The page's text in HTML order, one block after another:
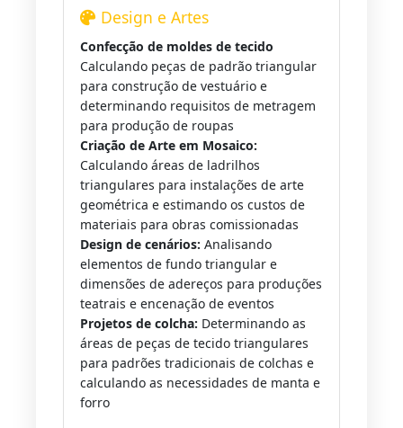
Design e Artes
Confecção de moldes de tecido
Calculando peças de padrão triangular
para construção de vestuário e
determinando requisitos de metragem
para produção de roupas
Criação de Arte em Mosaico:
Calculando áreas de ladrilhos
triangulares para instalações de arte
geométrica e estimando os custos de
materiais para obras comissionadas
Design de cenários: Analisando
elementos de fundo triangular e
dimensões de adereços para produções
teatrais e encenação de eventos
Projetos de colcha: Determinando as
áreas de peças de tecido triangulares
para padrões tradicionais de colchas e
calculando as necessidades de manta e
forro